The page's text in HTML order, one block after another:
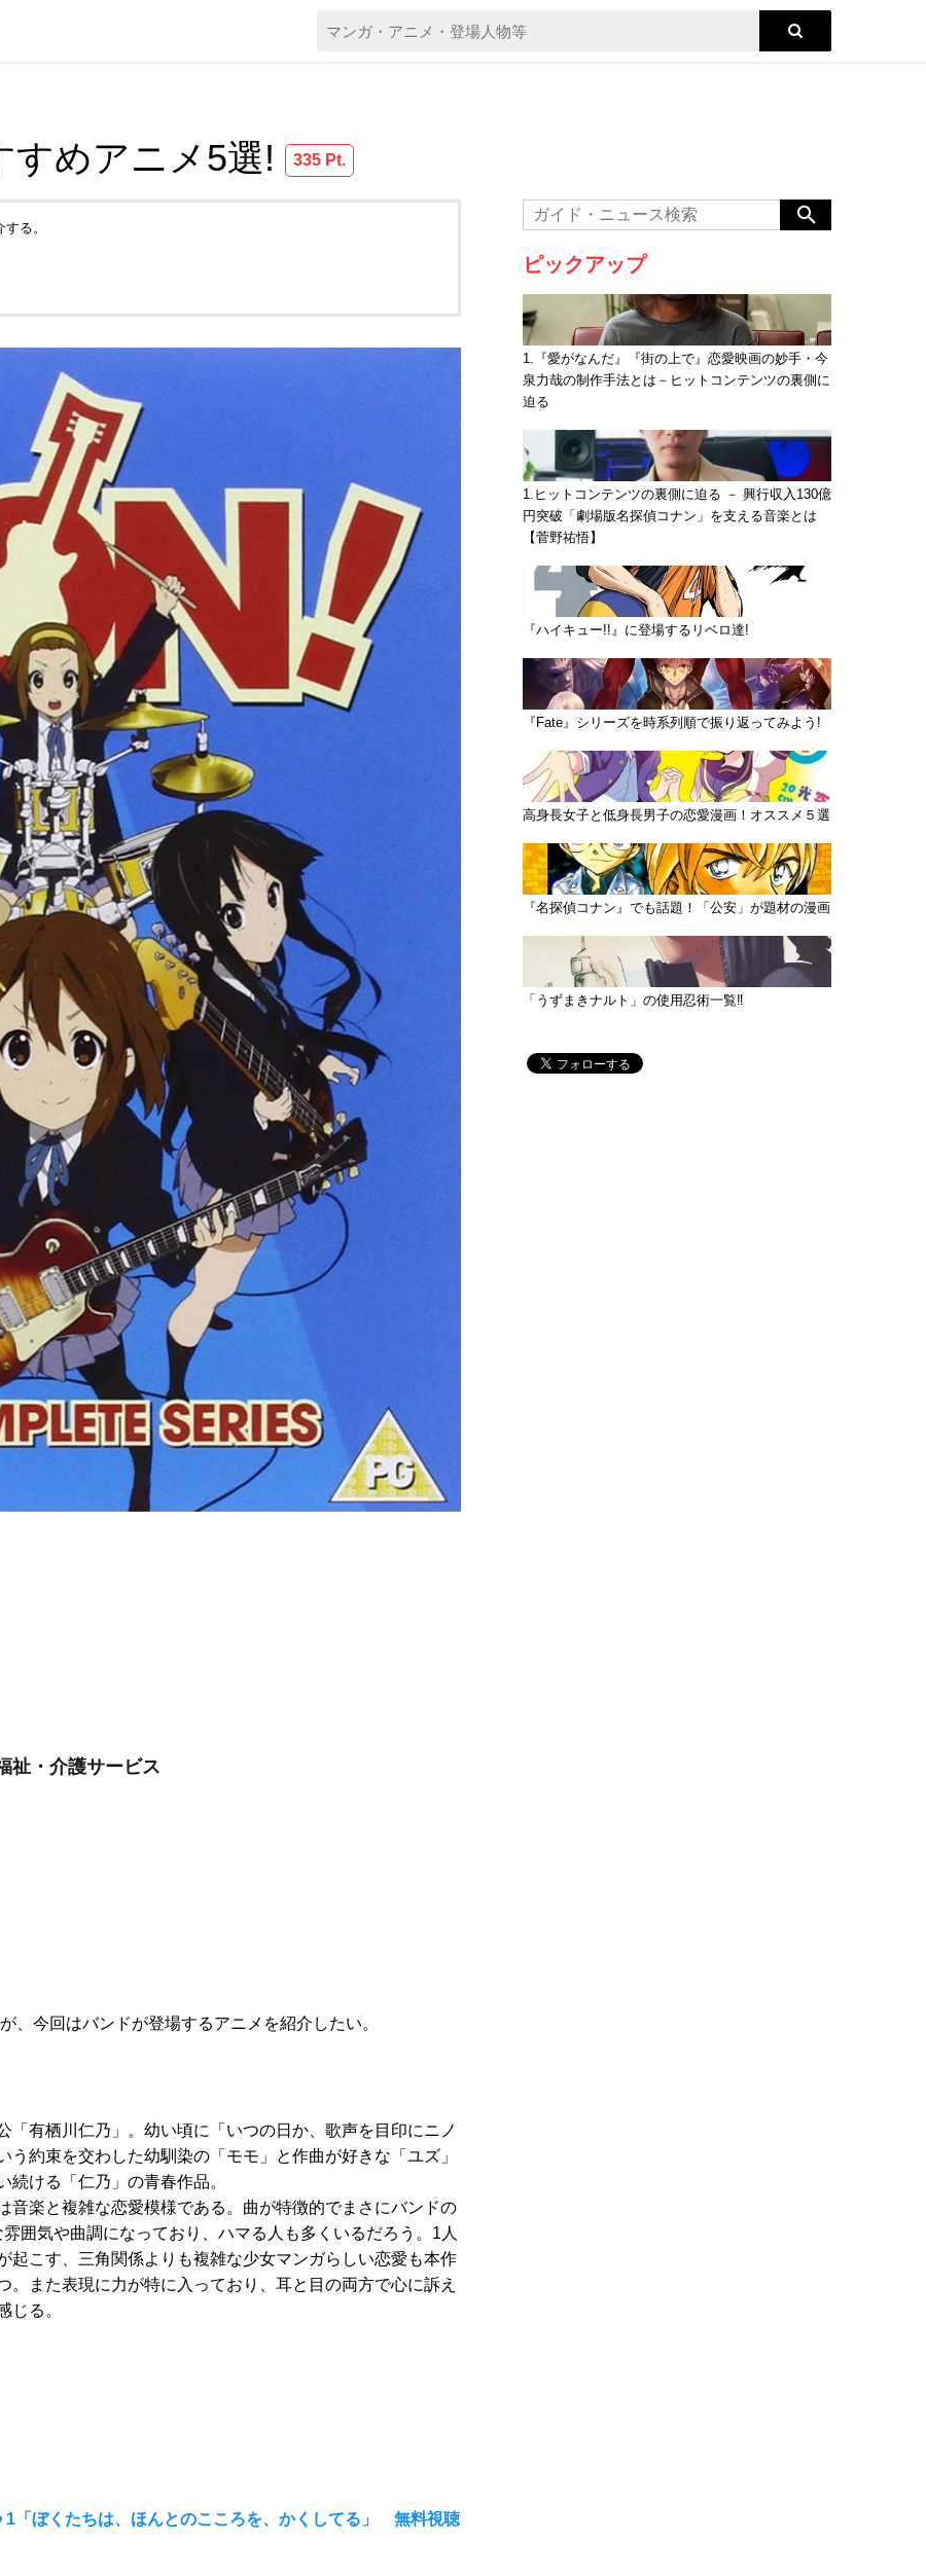
すめアニメ5選! 335 Pt.
る。
祉・介護サービス
、今回はバンドが登場するアニメを紹介したい。
「有栖川仁乃」。幼い頃に「いつの日か、歌声を目印にニノ
う約束を交わした幼馴染の「モモ」と作曲が好きな「ユズ」
続ける「仁乃」の青春作品。
音楽と複雑な恋愛模様である。曲が特徴的でまさにバンドの
囲気や曲調になっており、ハマる人も多くいるだろう。1人
起こす、三角関係よりも複雑な少女マンガらしい恋愛も本作
。また表現に力が特に入っており、耳と目の両方で心に訴え
じる。
ぼくたちは、ほんとのこころを、かくしてる」 無料視聴
ピックアップ
1.『愛がなんだ』『街の上で』恋愛映画の妙手・今
泉力哉の制作手法とは－ヒットコンテンツの裏側に
迫る
1.ヒットコンテンツの裏側に迫る － 興行収入130億
円突破「劇場版名探偵コナン」を支える音楽とは
【菅野祐悟】
『ハイキュー!!』に登場するリベロ達!
『Fate』シリーズを時系列順で振り返ってみよう!
高身長女子と低身長男子の恋愛漫画！オススメ５選
『名探偵コナン』でも話題！「公安」が題材の漫画
「うずまきナルト」の使用忍術一覧‼